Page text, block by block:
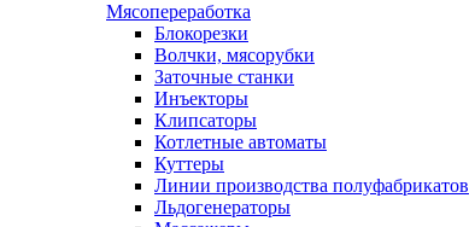
Мясопереработка
Блокорезки
Волчки, мясорубки
Заточные станки
Инъекторы
Клипсаторы
Котлетные автоматы
Куттеры
Линии производства полуфабрикатов
Льдогенераторы